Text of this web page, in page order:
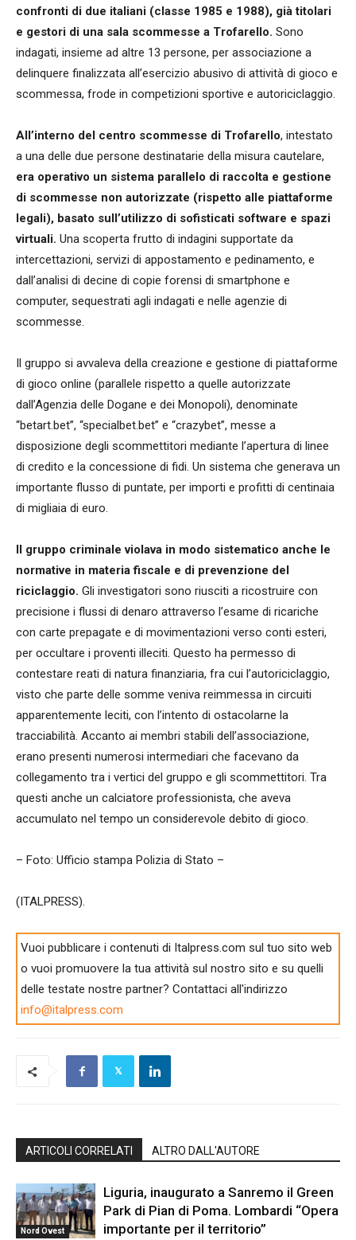
confronti di due italiani (classe 1985 e 1988), già titolari
e gestori di una sala scommesse a Trofarello. Sono
indagati, insieme ad altre 13 persone, per associazione a
delinquere finalizzata all’esercizio abusivo di attività di gioco e
scommessa, frode in competizioni sportive e autoriciclaggio.
All’interno del centro scommesse di Trofarello, intestato
a una delle due persone destinatarie della misura cautelare,
era operativo un sistema parallelo di raccolta e gestione
di scommesse non autorizzate (rispetto alle piattaforme
legali), basato sull’utilizzo di sofisticati software e spazi
virtuali. Una scoperta frutto di indagini supportate da
intercettazioni, servizi di appostamento e pedinamento, e
dall’analisi di decine di copie forensi di smartphone e
computer, sequestrati agli indagati e nelle agenzie di
scommesse.
Il gruppo si avvaleva della creazione e gestione di piattaforme
di gioco online (parallele rispetto a quelle autorizzate
dall’Agenzia delle Dogane e dei Monopoli), denominate
“betart.bet”, “specialbet.bet” e “crazybet”, messe a
disposizione degli scommettitori mediante l’apertura di linee
di credito e la concessione di fidi. Un sistema che generava un
importante flusso di puntate, per importi e profitti di centinaia
di migliaia di euro.
Il gruppo criminale violava in modo sistematico anche le
normative in materia fiscale e di prevenzione del
riciclaggio. Gli investigatori sono riusciti a ricostruire con
precisione i flussi di denaro attraverso l’esame di ricariche
con carte prepagate e di movimentazioni verso conti esteri,
per occultare i proventi illeciti. Questo ha permesso di
contestare reati di natura finanziaria, fra cui l’autoriciclaggio,
visto che parte delle somme veniva reimmessa in circuiti
apparentemente leciti, con l’intento di ostacolarne la
tracciabilità. Accanto ai membri stabili dell’associazione,
erano presenti numerosi intermediari che facevano da
collegamento tra i vertici del gruppo e gli scommettitori. Tra
questi anche un calciatore professionista, che aveva
accumulato nel tempo un considerevole debito di gioco.
– Foto: Ufficio stampa Polizia di Stato –
(ITALPRESS).
Vuoi pubblicare i contenuti di Italpress.com sul tuo sito web
o vuoi promuovere la tua attività sul nostro sito e su quelli
delle testate nostre partner? Contattaci all'indirizzo
info@italpress.com
ARTICOLI CORRELATI ALTRO DALL'AUTORE
Nord Ovest
Liguria, inaugurato a Sanremo il Green
Park di Pian di Poma. Lombardi “Opera
importante per il territorio”